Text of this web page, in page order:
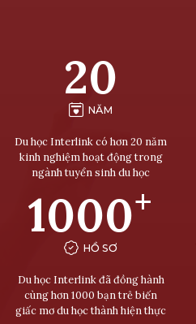
20
NĂM
Du học Interlink có hơn 20 năm
kinh nghiệm hoạt động trong
ngành tuyển sinh du học
1000+
HỒ SƠ
Du học Interlink đã đồng hành
cùng hơn 1000 bạn trẻ biến
giấc mơ du học thành hiện thực